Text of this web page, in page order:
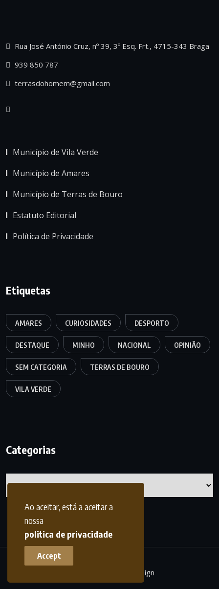
Ao aceitar, está a aceitar a
nossa
politica de privacidade
Accept
Rua José António Cruz, nº 39, 3º Esq. Frt., 4715-343 Braga
939 850 787
terrasdohomem@gmail.com
Município de Vila Verde
Município de Amares
Município de Terras de Bouro
Estatuto Editorial
Política de Privacidade
Etiquetas
AMARES CURIOSIDADES DESPORTO
DESTAQUE MINHO NACIONAL OPINIÃO
SEM CATEGORIA TERRAS DE BOURO
VILA VERDE
Categorias
frdesign